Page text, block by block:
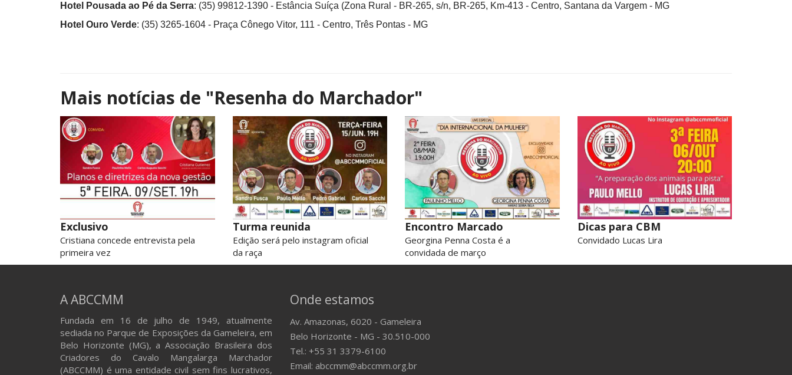
Hotel Pousada ao Pé da Serra: (35) 99812-1390 - Estância Suíça (Zona Rural - BR-265, s/n, BR-265, Km-413 - Centro, Santana da Vargem - MG
Hotel Ouro Verde: (35) 3265-1604 - Praça Cônego Vitor, 111 - Centro, Três Pontas - MG
Mais notícias de "Resenha do Marchador"
Exclusivo
Cristiana concede entrevista pela
primeira vez
Turma reunida
Edição será pelo instagram oficial
da raça
Encontro Marcado
Georgina Penna Costa é a
convidada de março
Dicas para CBM
Convidado Lucas Lira
A ABCCMM
Fundada em 16 de julho de 1949, atualmente
sediada no Parque de Exposições da Gameleira, em
Belo Horizonte (MG), a Associação Brasileira dos
Criadores do Cavalo Mangalarga Marchador
(ABCCMM) é uma entidade civil sem fins lucrativos,
Onde estamos
Av. Amazonas, 6020 - Gameleira
Belo Horizonte - MG - 30.510-000
Tel.: +55 31 3379-6100
Email: abccmm@abccmm.org.br